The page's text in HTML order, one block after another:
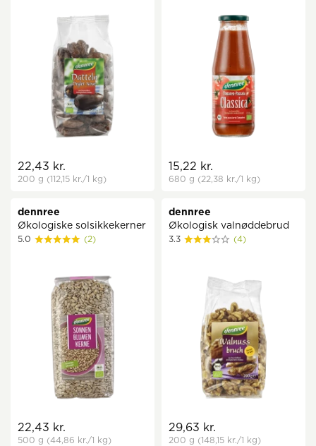
22,43 kr.
200 g (112,15 kr./1 kg)
15,22 kr.
680 g (22,38 kr./1 kg)
dennree
Økologiske solsikkekerner
5.0 (2)
22,43 kr.
500 g (44,86 kr./1 kg)
dennree
Økologisk valnøddebrud
3.3 (4)
29,63 kr.
200 g (148,15 kr./1 kg)